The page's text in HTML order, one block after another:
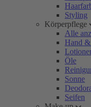
Styling
Körperpflege
Alle
Hand
Öle
Sonne
Seifen